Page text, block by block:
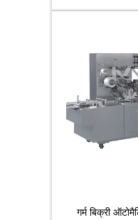
गर्म बिक्री